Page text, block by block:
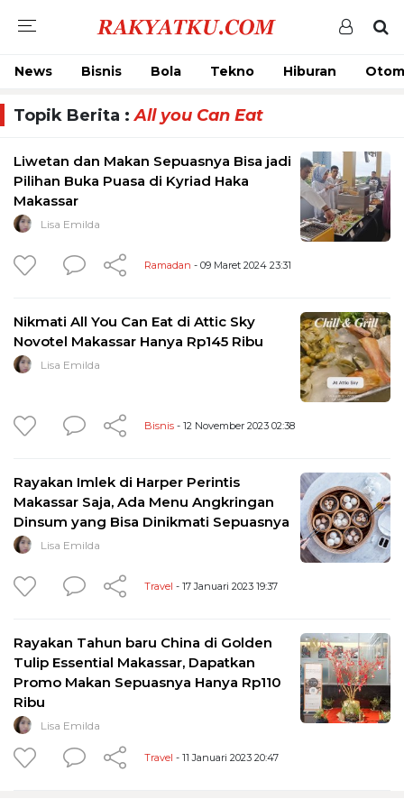
News Bisnis Bola Tekno Hiburan
Topik Berita :All you Can Eat
Liwetan dan Makan Sepuasnya Bisa jadi
Pilihan Buka Puasa di Kyriad Haka
Makassar
Lisa Emilda
Ramadan - 09 Maret 2024 23:31
Nikmati All You Can Eat di Attic Sky
Novotel Makassar Hanya Rp145 Ribu
Lisa Emilda
Bisnis - 12 November 2023 02:38
Rayakan Imlek di Harper Perintis
Makassar Saja, Ada Menu Angkringan
Dinsum yang Bisa Dinikmati Sepuasnya
Lisa Emilda
Travel - 17 Januari 2023 19:37
Rayakan Tahun baru China di Golden
Tulip Essential Makassar, Dapatkan
Promo Makan Sepuasnya Hanya Rp110
Ribu
Lisa Emilda
Travel - 11 Januari 2023 20:47